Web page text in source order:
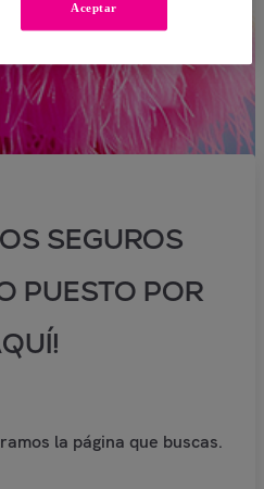
SEGUROS
PUESTO POR
la página que buscas.
Aceptar